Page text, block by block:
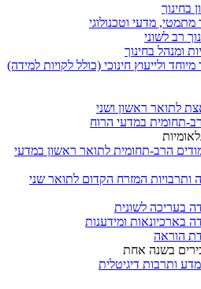
בחינוך
מתמטי, מדעי וטכנולוגי
רב לשוני
ומנהל בחינוך
מיוחד ולייעוץ חינוכי (כולל לקויות למידה)
לתואר ראשון ושני
תחומית במדעי הרוח
הרב-תחומית לתואר ראשון במדעי
ותרבויות המזרח הקדום לתואר שני
בעריכה לשונית
בארכיונאות ומידענות
הוראה
בשנה אחת
מדע ותרבות דיגיטלית